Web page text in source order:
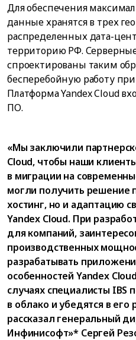
Для обеспечения
данные хранятся в трех
распределенных дата-
территорию РФ.
спроектированы таким
бесперебойную работу
Платформа Yandex Cloud
ПО.
«Мы заключили
Cloud, чтобы наши
в миграции на
могли получить решение
хостинг, но и адаптацию
Yandex Cloud. При
для компаний,
производственных
разрабатывать
особенностей Yandex
случаях специалисты IBS
в облако и убедятся в
рассказал генеральный
Инфинисофт»* Сергей